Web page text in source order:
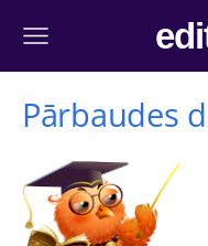
Pārbaudes